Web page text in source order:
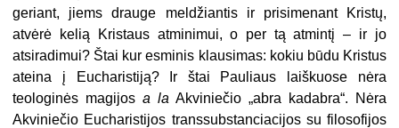
geriant, jiems drauge meldžiantis ir prisimenant Kristų,
atvėrė kelią Kristaus atminimui, o per tą atmintį – ir jo
atsiradimui? Štai kur esminis klausimas: kokiu būdu Kristus
ateina į Eucharistiją? Ir štai Pauliaus laiškuose nėra
teologinės magijos a la Akviniečio „abra kadabra“. Nėra
Akviniečio Eucharistijos transsubstanciacijos su filosofijos